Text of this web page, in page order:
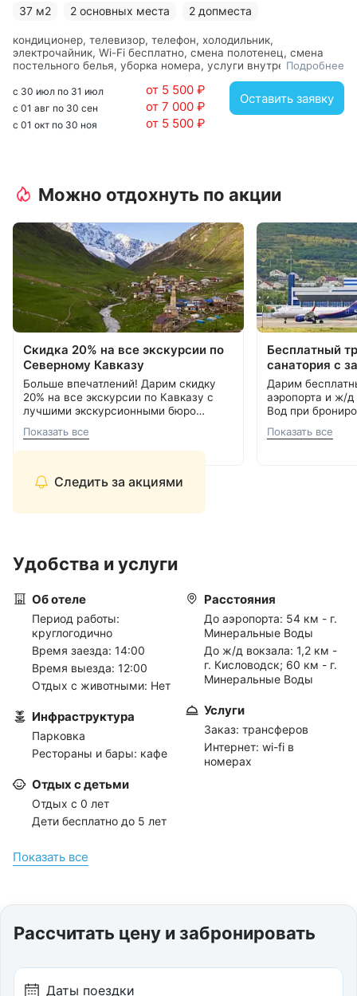
37 м2 2 основных места 2 допместа
кондиционер, телевизор, телефон, холодильник,
электрочайник, Wi-Fi бесплатно, смена полотенец, смена
постельного белья, уборка номера, услуги внутренней
двуспальная, стол, столик журнальный, стул, шкаф, с
душевой кабиной, фен
Подробнее
с 30 июл по 31 июл от 5 500 ₽
с 01 авг по 30 сен от 7 000 ₽
с 01 окт по 30 ноя от 5 500 ₽
Оставить заявку
Можно отдохнуть по акции
Следить за акциями
Скидка 20% на все экскурсии по
Северному Кавказу
Больше впечатлений! Дарим скидку
20% на все экскурсии по Кавказу с
лучшими экскурсионными бюро
Кавминвод. Более 20 направлений и
самые красивые места России.
Прекрасная возможность сэкономить
Подробнее об акции
С теплом и заботой, Курорт26.ру
Показать все
Бесплатный
санатория с
Дарим
аэропорта и ж/
Вод при
000 ₽.
С теплом и
8 800 700-15-77
Показать все
Удобства и услуги
Об отеле
Период работы:
круглогодично
Время заезда: 14:00
Время выезда: 12:00
Отдых с животными: Нет
Инфраструктура
Парковка
Рестораны и бары: кафе
Отдых с детьми
Отдых с 0 лет
Дети бесплатно до 5 лет
Расстояния
До аэропорта: 54 км - г.
Минеральные Воды
До ж/д вокзала: 1,2 км -
г. Кисловодск; 60 км - г.
Минеральные Воды
Услуги
Заказ: трансферов
Интернет: wi-fi в
номерах
Показать всe
Рассчитать цену и забронировать